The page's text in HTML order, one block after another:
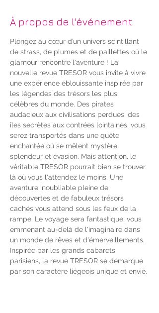
À propos de l'événement
Plongez au cœur d’un univers scintillant
de strass, de plumes et de paillettes où le
glamour rencontre l'aventure ! La
nouvelle revue TRESOR vous invite à vivre
une expérience éblouissante inspirée par
les légendes des trésors les plus
célèbres du monde. Des pirates
audacieux aux civilisations perdues, des
îles secrètes aux contrées lointaines, vous
serez transportés dans une quête
enchantée où se mêlent mystère,
splendeur et évasion. Mais attention, le
véritable TRESOR pourrait bien se trouver
là où vous l'attendez le moins. Une
aventure inoubliable pleine de
découvertes et de fabuleux trésors
cachés vous attend sous les feux de la
rampe. Le voyage sera fantastique, vous
emmenant au-delà de l'imaginaire dans
un monde de rêves et d'émerveillements.
Inspirée par les grands cabarets
parisiens, la revue TRESOR se démarque
par son caractère liégeois unique et envié.